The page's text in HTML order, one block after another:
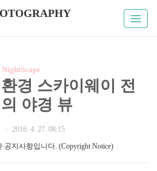
NightScape
경 스카이웨이 전
야경 뷰
2016. 4. 27. 08:15
공지사항입니다. (Copyright Notice)